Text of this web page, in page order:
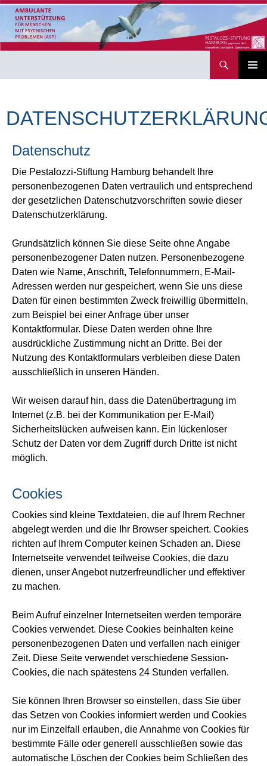
Zum
Inhalt
springen
Datenschutz
Die Pestalozzi-Stiftung Hamburg behandelt Ihre
personenbezogenen Daten vertraulich und entsprechend
der gesetzlichen Datenschutzvorschriften sowie dieser
Datenschutzerklärung.
Grundsätzlich können Sie diese Seite ohne Angabe
personenbezogener Daten nutzen. Personenbezogene
Daten wie Name, Anschrift, Telefonnummern, E-Mail-
Adressen werden nur gespeichert, wenn Sie uns diese
Daten für einen bestimmten Zweck freiwillig übermitteln,
zum Beispiel bei einer Anfrage über unser
Kontaktformular. Diese Daten werden ohne Ihre
ausdrückliche Zustimmung nicht an Dritte. Bei der
Nutzung des Kontaktformulars verbleiben diese Daten
ausschließlich in unseren Händen.
Wir weisen darauf hin, dass die Datenübertragung im
Internet (z.B. bei der Kommunikation per E-Mail)
Sicherheitslücken aufweisen kann. Ein lückenloser
Schutz der Daten vor dem Zugriff durch Dritte ist nicht
möglich.
Cookies
Cookies sind kleine Textdateien, die auf Ihrem Rechner
abgelegt werden und die Ihr Browser speichert. Cookies
richten auf Ihrem Computer keinen Schaden an. Diese
Internetseite verwendet teilweise Cookies, die dazu
dienen, unser Angebot nutzerfreundlicher und effektiver
zu machen.
Beim Aufruf einzelner Internetseiten werden temporäre
Cookies verwendet. Diese Cookies beinhalten keine
personenbezogenen Daten und verfallen nach einiger
Zeit. Diese Seite verwendet verschiedene Session-
Cookies, die nach spätestens 24 Stunden verfallen.
Sie können Ihren Browser so einstellen, dass Sie über
das Setzen von Cookies informiert werden und Cookies
nur im Einzelfall erlauben, die Annahme von Cookies für
bestimmte Fälle oder generell ausschließen sowie das
automatische Löschen der Cookies beim Schließen des